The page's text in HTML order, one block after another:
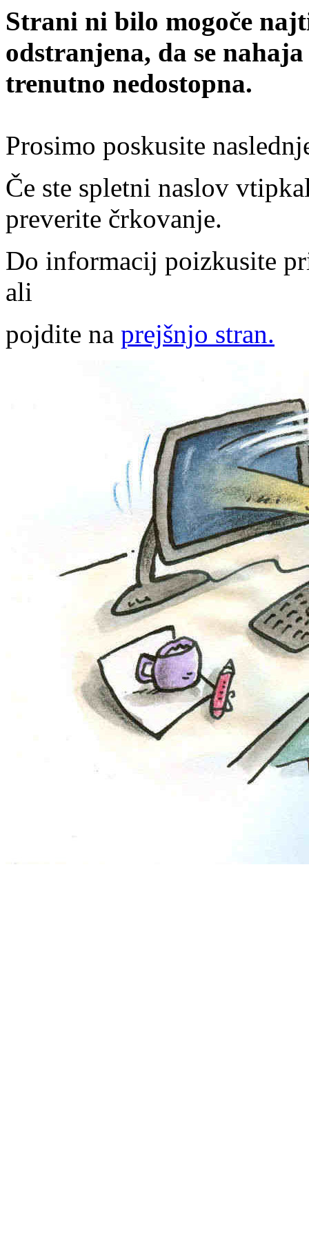
Strani ni bilo mogoče
odstranjena, da se
trenutno nedostopna.
Prosimo poskusite
Če ste spletni naslov
preverite črkovanje.
Do informacij poizkusite
ali
pojdite na prejšnjo stran.